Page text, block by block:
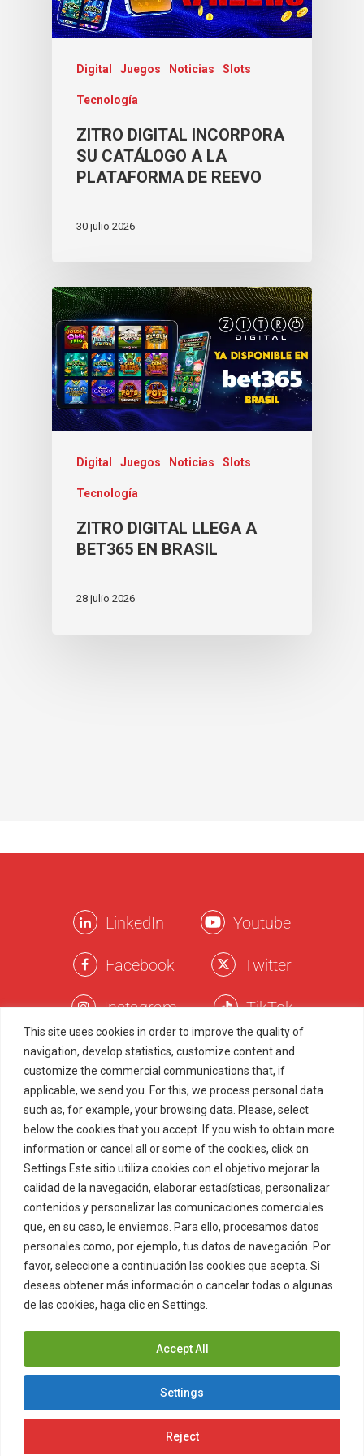
This site uses cookies in order to improve the quality of
navigation, develop statistics, customize content and
customize the commercial communications that, if
applicable, we send you. For this, we process personal data
such as, for example, your browsing data. Please, select
below the cookies that you accept. If you wish to obtain more
information or cancel all or some of the cookies, click on
Settings.Este sitio utiliza cookies con el objetivo mejorar la
calidad de la navegación, elaborar estadísticas, personalizar
contenidos y personalizar las comunicaciones comerciales
que, en su caso, le enviemos. Para ello, procesamos datos
personales como, por ejemplo, tus datos de navegación. Por
favor, seleccione a continuación las cookies que acepta. Si
deseas obtener más información o cancelar todas o algunas
de las cookies, haga clic en Settings.
Settings
Reject
Accept All
Digital Juegos Noticias Slots
Tecnología
ZITRO DIGITAL INCORPORA
SU CATÁLOGO A LA
PLATAFORMA DE REEVO
30 julio 2026
Digital Juegos Noticias Slots
Tecnología
ZITRO DIGITAL LLEGA A
BET365 EN BRASIL
28 julio 2026
LinkedIn Youtube
Facebook Twitter
Instagram TikTok
Términos Legales
Política de Privacidad
Política de Cookies
Marcas Registradas
Juego Responsable
Menu
Item
© 2022-2026 ZITRO TECHNOLOGIES, S.L.U. All rights
reserved.
Northlink Business Centre, Level 2, Burmarrad Road,
NAXXAR, NXR 6345, Malta, is licenced by the Malta Gaming
Authority under the corporate group critical gaming supply
MGA/CRP/285/2014 for Type 1 Gaming Services.
Lucky Vault
Fairyland Quest
88 Link Lucky